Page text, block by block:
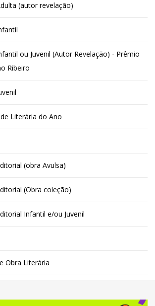
(autor revelação)
ou Juvenil (Autor Revelação) - Prêmio
Ribeiro
Literária do Ano
(obra Avulsa)
(Obra coleção)
Infantil e/ou Juvenil
Obra Literária